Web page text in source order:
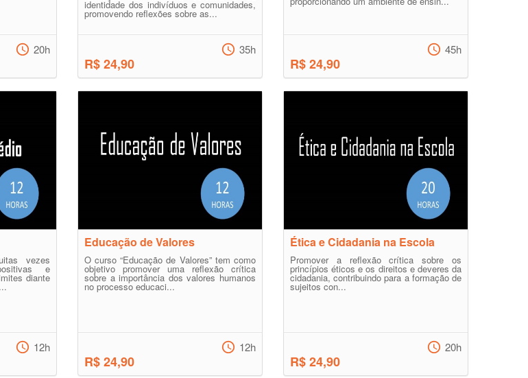
20h
identidade dos indivíduos e comunidades,
promovendo reflexões sobre as...
R$ 24,90
35h
R$ 24,90
45h
vezes
e
diante
12h
Educação de Valores
O curso “Educação de Valores” tem como
objetivo promover uma reflexão crítica
sobre a importância dos valores humanos
no processo educaci...
R$ 24,90
12h
Ética e Cidadania na Escola
Promover a reflexão crítica sobre os
princípios éticos e os direitos e deveres da
cidadania, contribuindo para a formação de
sujeitos con...
R$ 24,90
20h